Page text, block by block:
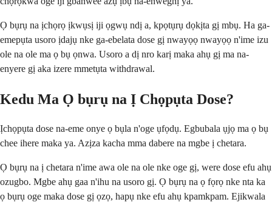
Ọ bụrụ na ịchọrọ ịkwụsị iji ọgwụ ndị a, kpọtụrụ dọkịta gị mbụ. Ha ga-
emepụta usoro ịdajụ nke ga-ebelata dose gị nwayọọ nwayọọ n'ime izu
ole na ole ma ọ bụ ọnwa. Usoro a dị nro karị maka ahụ gị ma na-
enyere gị aka izere mmetụta withdrawal.
Kedu Ma Ọ bụrụ na Ị Chọpụta Dose?
Ịchọpụta dose na-eme onye ọ bụla n'oge ụfọdụ. Egbubala ụjọ ma ọ bụ
chee ihere maka ya. Azịza kacha mma dabere na mgbe ị chetara.
Ọ bụrụ na ị chetara n'ime awa ole na ole nke oge gị, were dose efu ahụ
ozugbo. Mgbe ahụ gaa n'ihu na usoro gị. Ọ bụrụ na ọ fọrọ nke nta ka
ọ bụrụ oge maka dose gị ọzọ, hapụ nke efu ahụ kpamkpam. Ejikwala